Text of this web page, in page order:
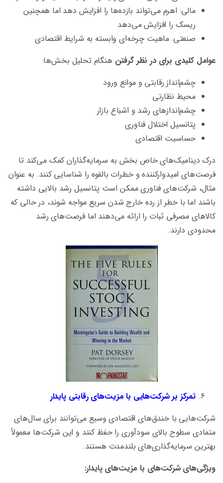
مالی: اهرم می‌تواند بازده‌ها را افزایش دهد اما همچنین
ریسک را افزایش می‌دهد
صنعتی: ماهیت چرخه‌ای وابسته به شرایط اقتصادی
عوامل کلیدی برای در نظر گرفتن هنگام تحلیل بخش‌ها:
چشم‌انداز رقابتی و موانع ورود
محیط نظارتی
چشم‌اندازهای رشد و اشباع بازار
پتانسیل اختلال فناوری
حساسیت اقتصادی
درک دینامیک‌های خاص بخش به سرمایه‌گذاران کمک می‌کند تا
فرصت‌های امیدوارکننده و خطرات بالقوه را شناسایی کنند. به عنوان
مثال، شرکت‌های فناوری ممکن است پتانسیل رشد بالایی داشته
باشند اما با خطر از رده خارج شدن سریع مواجه شوند، در حالی که
کالاهای مصرفی ثبات را ارائه می‌دهند اما فرصت‌های رشد
محدودی دارند.
تمرکز بر شرکت‌هایی با مزیت‌های رقابتی پایدار
شرکت‌هایی با خندق‌های اقتصادی وسیع می‌توانند برای سال‌های
متمادی سطوح بالای سودآوری را حفظ کنند و این شرکت‌ها معمولاً
بهترین سرمایه‌گذاری‌های بلندمدت هستند.
ویژگی‌های شرکت‌های با مزیت‌های پایدار: